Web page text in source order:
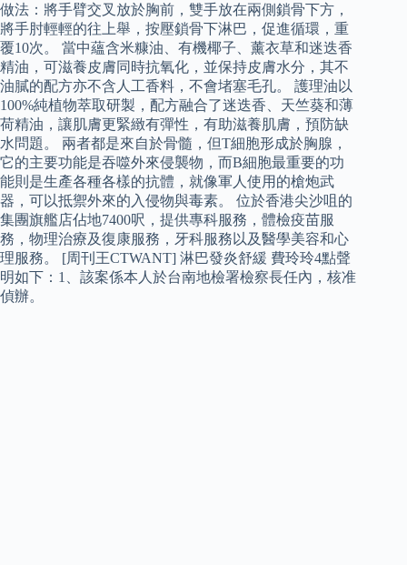
做法：將手臂交叉放於胸前，雙手放在兩側鎖骨下方，
將手肘輕輕的往上舉，按壓鎖骨下淋巴，促進循環，重
覆10次。 當中蘊含米糠油、有機椰子、薰衣草和迷迭香
精油，可滋養皮膚同時抗氧化，並保持皮膚水分，其不
油膩的配方亦不含人工香料，不會堵塞毛孔。 護理油以
100%純植物萃取研製，配方融合了迷迭香、天竺葵和薄
荷精油，讓肌膚更緊緻有彈性，有助滋養肌膚，預防缺
水問題。 兩者都是來自於骨髓，但T細胞形成於胸腺，
它的主要功能是吞噬外來侵襲物，而B細胞最重要的功
能則是生產各種各樣的抗體，就像軍人使用的槍炮武
器，可以抵禦外來的入侵物與毒素。 位於香港尖沙咀的
集團旗艦店佔地7400呎，提供專科服務，體檢疫苗服
務，物理治療及復康服務，牙科服務以及醫學美容和心
理服務。 [周刊王CTWANT] 淋巴發炎舒緩 費玲玲4點聲
明如下：1、該案係本人於台南地檢署檢察長任內，核准
偵辦。